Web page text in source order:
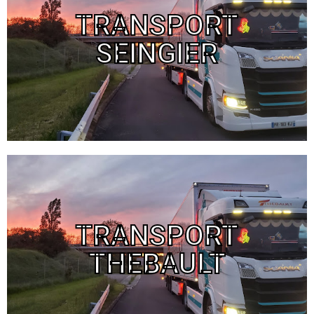
TRANSPORT
SEINGIER
Rue Denis Masquelier - 03.20.41.05.17
Du lundi au vendredi : 8h-18h
Fermé le samedi et dimanche
Cliquer ici
TRANSPORT
THEBAULT
Transport - Thebault
13 rue Denis Masquelier - 03.20.62.26.80
Du lundi au vendredi : 7h-19h
Fermé le samedi et dimanche
Cliquer ici